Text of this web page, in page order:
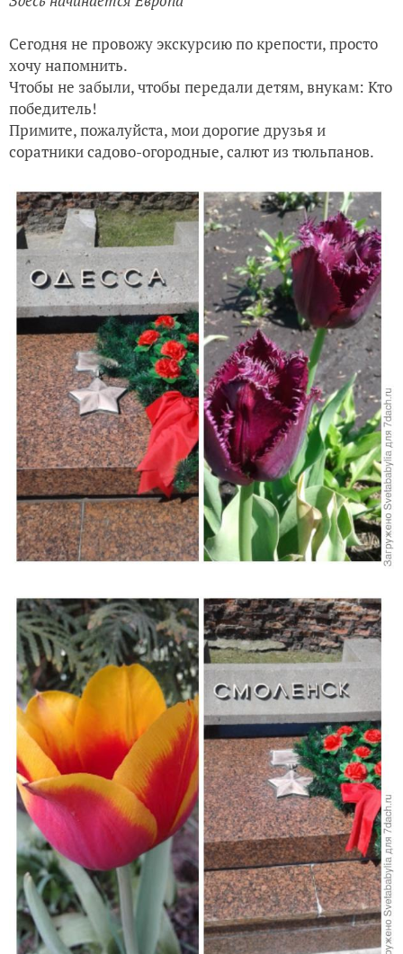
Сегодня не провожу экскурсию по крепости, просто
хочу напомнить.
Чтобы не забыли, чтобы передали детям, внукам: Кто
победитель!
Примите, пожалуйста, мои дорогие друзья и
соратники садово-огородные, салют из тюльпанов.